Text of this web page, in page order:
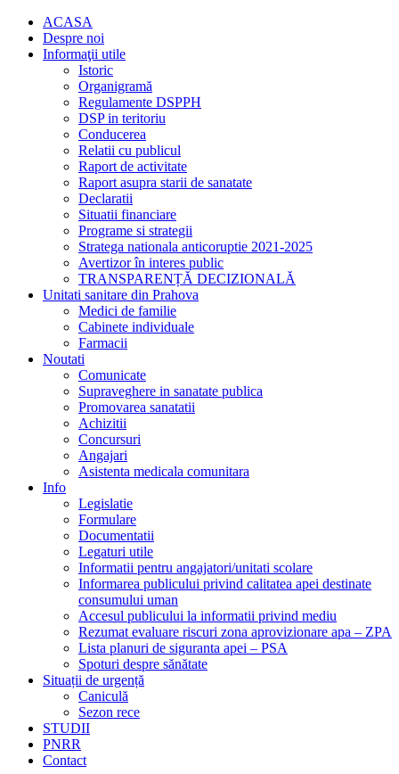
ACASA
Despre noi
Informaţii utile
Istoric
Organigramă
Regulamente DSPPH
DSP in teritoriu
Conducerea
Relatii cu publicul
Raport de activitate
Raport asupra starii de sanatate
Declaratii
Situatii financiare
Programe si strategii
Stratega nationala anticoruptie 2021-2025
Avertizor în interes public
TRANSPARENȚĂ DECIZIONALĂ
Unitati sanitare din Prahova
Medici de familie
Cabinete individuale
Farmacii
Noutati
Comunicate
Supraveghere in sanatate publica
Promovarea sanatatii
Achizitii
Concursuri
Angajari
Asistenta medicala comunitara
Info
Legislatie
Formulare
Documentatii
Legaturi utile
Informatii pentru angajatori/unitati scolare
Informarea publicului privind calitatea apei destinate
consumului uman
Accesul publicului la informatii privind mediu
Rezumat evaluare riscuri zona aprovizionare apa – ZPA
Lista planuri de siguranta apei – PSA
Spoturi despre sănătate
Situații de urgență
Caniculă
Sezon rece
STUDII
PNRR
Contact